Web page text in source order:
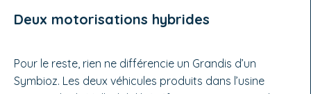
Deux motorisations hybrides
Pour le reste, rien ne différencie un Grandis d’un
Symbioz. Les deux véhicules produits dans l’usine